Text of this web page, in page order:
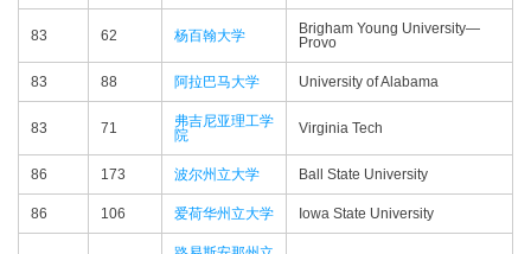
83 62 杨百翰大学
Brigham Young University—​
Provo
83 88 阿拉巴马大学 University of Alabama
83 71
弗吉尼亚理工学
院
Virginia Tech
86 173 波尔州立大学 Ball State University
86 106 爱荷华州立大学 Iowa State University